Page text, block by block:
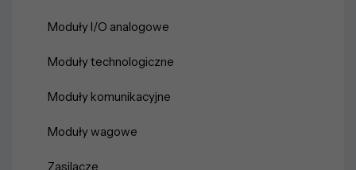
Moduły I/O analogowe
Moduły technologiczne
Moduły komunikacyjne
Moduły wagowe
Zasilacze